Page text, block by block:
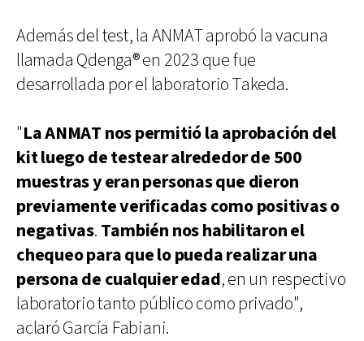
Además del test, la ANMAT aprobó la vacuna
llamada Qdenga® en 2023 que fue
desarrollada por el laboratorio Takeda.
"La ANMAT nos permitió la aprobación del
kit luego de testear alrededor de 500
muestras y eran personas que dieron
previamente verificadas como positivas o
negativas. También nos habilitaron el
chequeo para que lo pueda realizar una
persona de cualquier edad, en un respectivo
laboratorio tanto público como privado",
aclaró García Fabiani.